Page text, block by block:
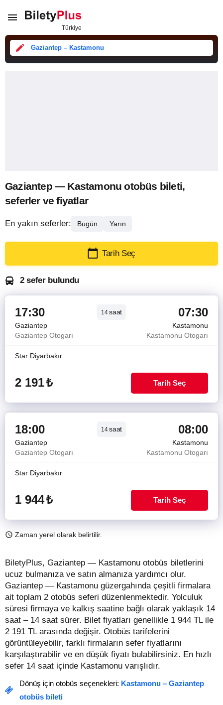
Gaziantep – Kastamonu
Gaziantep — Kastamonu otobüs bileti,
seferler ve fiyatlar
En yakın seferler: Bugün Yarın
Tarih Seç
2 sefer bulundu
17:30 14saat 07:30
Gaziantep
Kastamonu
Gaziantep Otogarı
Kastamonu Otogarı
Star Diyarbakır
2 191₺ Tarih Seç
18:00 14saat 08:00
Gaziantep
Kastamonu
Gaziantep Otogarı
Kastamonu Otogarı
Star Diyarbakır
1 944₺ Tarih Seç
Zaman yerel olarak belirtilir.
BiletyPlus, Gaziantep — Kastamonu otobüs biletlerini
ucuz bulmanıza ve satın almanıza yardımcı olur.
Gaziantep — Kastamonu güzergahında çeşitli firmalara
ait toplam 2 otobüs seferi düzenlenmektedir. Yolculuk
süresi firmaya ve kalkış saatine bağlı olarak yaklaşık 14
saat – 14 saat sürer. Bilet fiyatları genellikle 1 944 TL ile
2 191 TL arasında değişir. Otobüs tarifelerini
görüntüleyebilir, farklı firmaların sefer fiyatlarını
karşılaştırabilir ve en düşük fiyatı bulabilirsiniz. En hızlı
sefer 14 saat içinde Kastamonu varışlıdır.
Dönüş için otobüs seçenekleri: Kastamonu – Gaziantep
otobüs bileti